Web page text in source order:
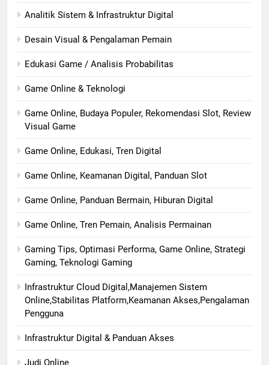
Analitik Sistem & Infrastruktur Digital
Desain Visual & Pengalaman Pemain
Edukasi Game / Analisis Probabilitas
Game Online & Teknologi
Game Online, Budaya Populer, Rekomendasi Slot, Review
Visual Game
Game Online, Edukasi, Tren Digital
Game Online, Keamanan Digital, Panduan Slot
Game Online, Panduan Bermain, Hiburan Digital
Game Online, Tren Pemain, Analisis Permainan
Gaming Tips, Optimasi Performa, Game Online, Strategi
Gaming, Teknologi Gaming
Infrastruktur Cloud Digital,Manajemen Sistem
Online,Stabilitas Platform,Keamanan Akses,Pengalaman
Pengguna
Infrastruktur Digital & Panduan Akses
Judi Online